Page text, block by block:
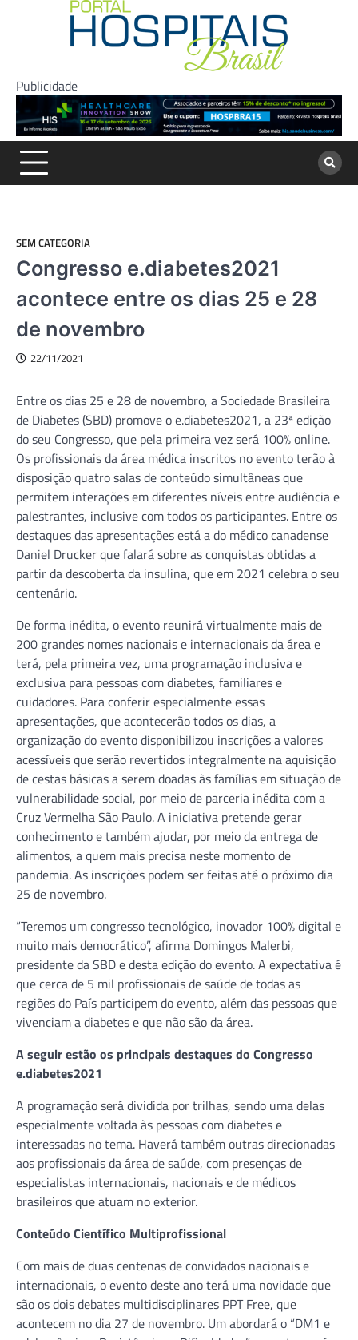
Publicidade
SEM CATEGORIA
Congresso e.diabetes2021
acontece entre os dias 25 e 28
de novembro
22/11/2021
Entre os dias 25 e 28 de novembro, a Sociedade Brasileira
de Diabetes (SBD) promove o e.diabetes2021, a 23ª edição
do seu Congresso, que pela primeira vez será 100% online.
Os profissionais da área médica inscritos no evento terão à
disposição quatro salas de conteúdo simultâneas que
permitem interações em diferentes níveis entre audiência e
palestrantes, inclusive com todos os participantes. Entre os
destaques das apresentações está a do médico canadense
Daniel Drucker que falará sobre as conquistas obtidas a
partir da descoberta da insulina, que em 2021 celebra o seu
centenário.
De forma inédita, o evento reunirá virtualmente mais de
200 grandes nomes nacionais e internacionais da área e
terá, pela primeira vez, uma programação inclusiva e
exclusiva para pessoas com diabetes, familiares e
cuidadores. Para conferir especialmente essas
apresentações, que acontecerão todos os dias, a
organização do evento disponibilizou inscrições a valores
acessíveis que serão revertidos integralmente na aquisição
de cestas básicas a serem doadas às famílias em situação de
vulnerabilidade social, por meio de parceria inédita com a
Cruz Vermelha São Paulo. A iniciativa pretende gerar
conhecimento e também ajudar, por meio da entrega de
alimentos, a quem mais precisa neste momento de
pandemia. As inscrições podem ser feitas até o próximo dia
25 de novembro.
“Teremos um congresso tecnológico, inovador 100% digital e
muito mais democrático”, afirma Domingos Malerbi,
presidente da SBD e desta edição do evento. A expectativa é
que cerca de 5 mil profissionais de saúde de todas as
regiões do País participem do evento, além das pessoas que
vivenciam a diabetes e que não são da área.
A seguir estão os principais destaques do Congresso
e.diabetes2021
A programação será dividida por trilhas, sendo uma delas
especialmente voltada às pessoas com diabetes e
interessadas no tema. Haverá também outras direcionadas
aos profissionais da área de saúde, com presenças de
especialistas internacionais, nacionais e de médicos
brasileiros que atuam no exterior.
Conteúdo Científico Multiprofissional
Com mais de duas centenas de convidados nacionais e
internacionais, o evento deste ano terá uma novidade que
são os dois debates multidisciplinares PPT Free, que
acontecem no dia 27 de novembro. Um abordará o “DM1 e